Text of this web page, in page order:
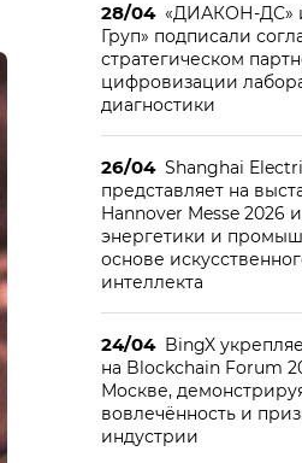
28/04 «ДИАКОН-ДС»
Груп» подписали
стратегическом
цифровизации
диагностики
26/04 Shanghai
представляет на
Hannover Messe 2026
энергетики и
основе
интеллекта
24/04 BingX
на Blockchain Forum
Москве,
вовлечённость и
индустрии